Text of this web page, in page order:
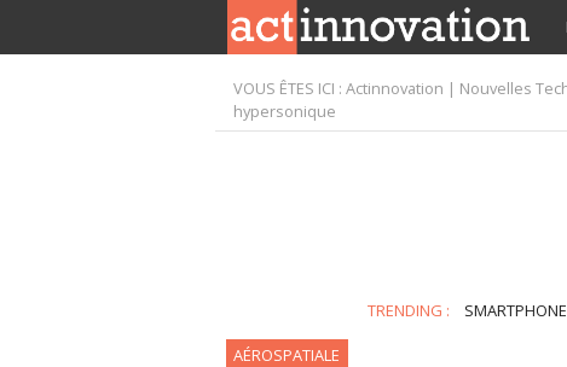
VOUS ÊTES ICI :Actinnovation | Nouvelles
hypersonique
TRENDING : SMARTPHONE
AÉROSPATIALE